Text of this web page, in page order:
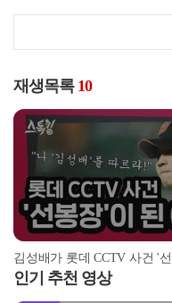
재생목록 10
인기 추천 영상